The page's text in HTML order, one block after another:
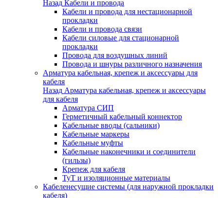
Назад Кабели и провода
Кабели и провода для нестационарной
прокладки
Кабели и провода связи
Кабели силовые для стационарной
прокладки
Провода для воздушных линий
Провода и шнуры различного назначения
Арматура кабельная, крепеж и аксессуары для
кабеля
Назад Арматура кабельная, крепеж и аксессуары
для кабеля
Арматура СИП
Герметичный кабельный коннектор
Кабельные вводы (сальники)
Кабельные маркеры
Кабельные муфты
Кабельные наконечники и соединители
(гильзы)
Крепеж для кабеля
ТуТ и изоляционные материалы
Кабеленесущие системы (для наружной прокладки
кабеля)